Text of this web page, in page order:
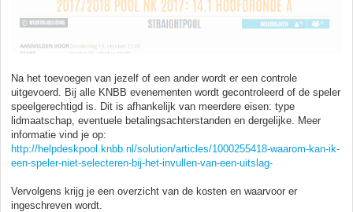
Na het toevoegen van jezelf of een ander wordt er een controle
uitgevoerd. Bij alle KNBB evenementen wordt gecontroleerd of de speler
speelgerechtigd is. Dit is afhankelijk van meerdere eisen: type
lidmaatschap, eventuele betalingsachterstanden en dergelijke. Meer
informatie vind je op:
http://helpdeskpool.knbb.nl/solution/articles/1000255418-waarom-kan-ik-
een-speler-niet-selecteren-bij-het-invullen-van-een-uitslag-
Vervolgens krijg je een overzicht van de kosten en waarvoor er
ingeschreven wordt.